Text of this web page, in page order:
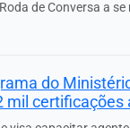
de Conversa a
do
mil certificações